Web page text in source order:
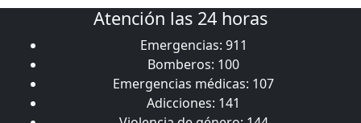
Atención las 24 horas
Emergencias: 911
Bomberos: 100
Emergencias médicas: 107
Adicciones: 141